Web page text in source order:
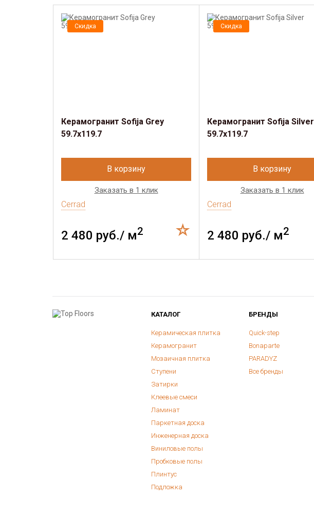
Скидка
Керамогранит Sofija Grey
59.7x119.7
В корзину
Заказать в 1 клик
Cerrad
2 480 руб./ м2
Скидка
Керамогранит Sofija Silver
59.7x119.7
В корзину
Заказать в 1 клик
Cerrad
2 480 руб./ м2
КАТАЛОГ
Керамическая плитка
Керамогранит
Мозаичная плитка
Ступени
Затирки
Клеевые смеси
Ламинат
Паркетная доска
Инженерная доска
Виниловые полы
Пробковые полы
Плинтус
Подложка
БРЕНДЫ
Quick-step
Bonaparte
PARADYZ
Все бренды